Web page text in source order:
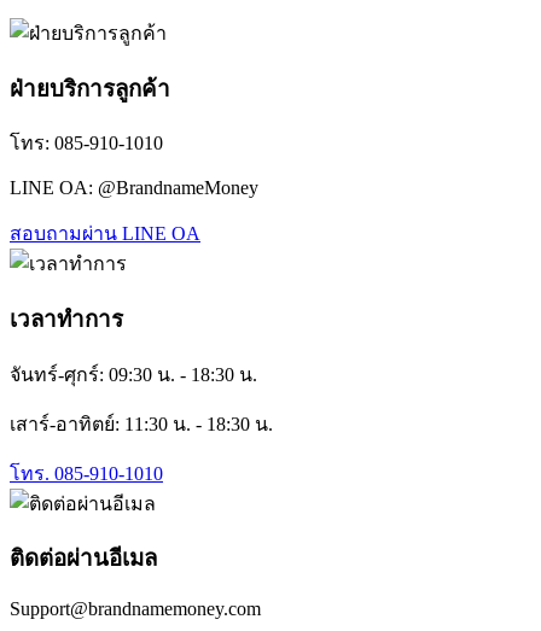
ฝ่ายบริการลูกค้า
โทร: 085-910-1010
LINE OA: @BrandnameMoney
สอบถามผ่าน LINE OA
เวลาทำการ
จันทร์-ศุกร์: 09:30 น. - 18:30 น.
เสาร์-อาทิตย์: 11:30 น. - 18:30 น.
โทร. 085-910-1010
ติดต่อผ่านอีเมล
Support@brandnamemoney.com